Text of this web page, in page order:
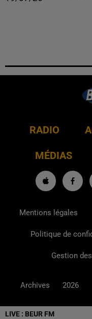
LIVE : BEUR FM
RADIO
MÉDIAS
Mentions légales
Politique de
Gestion
Archives 2026